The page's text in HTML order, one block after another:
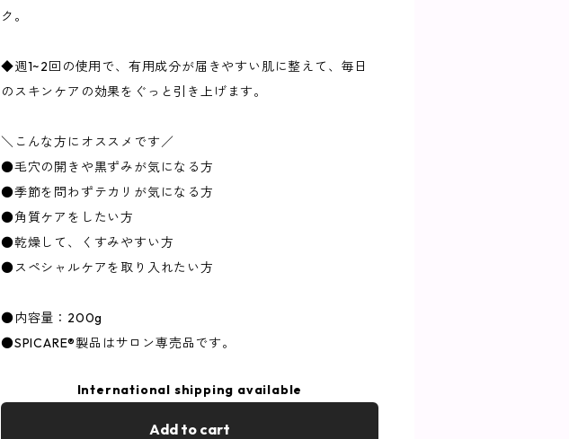
ク。
◆週1~2回の使用で、有用成分が届きやすい肌に整えて、毎日
のスキンケアの効果をぐっと引き上げます。
＼こんな方にオススメです／
●毛穴の開きや黒ずみが気になる方
●季節を問わずテカリが気になる方
●角質ケアをしたい方
●乾燥して、くすみやすい方
●スペシャルケアを取り入れたい方
●内容量：200g
●SPICARE®製品はサロン専売品です。
International shipping available
Add to cart